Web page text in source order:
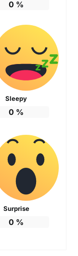
0 %
Sleepy
0 %
Surprise
0 %